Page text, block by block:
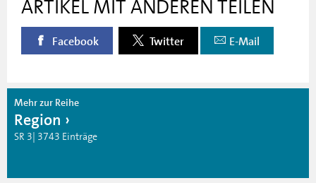
ARTIKEL MIT ANDEREN TEILEN
Facebook Twitter E-Mail
Mehr zur Reihe
Region
SR 3| 3743 Einträge